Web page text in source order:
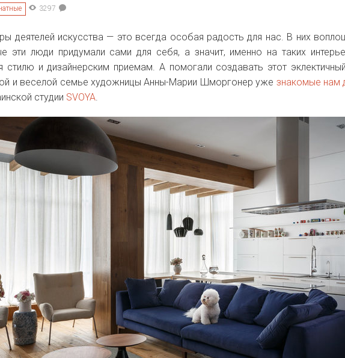
3297
деятелей искусства — это всегда особая радость для нас. В них
эти люди придумали сами для себя, а значит, именно на таких
стилю и дизайнерским приемам. А помогали создавать этот
и веселой семье художницы Анны-Марии Шморгонер уже знакомые нам
студии SVOYA